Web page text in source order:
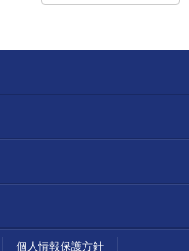
個人情報保護方針